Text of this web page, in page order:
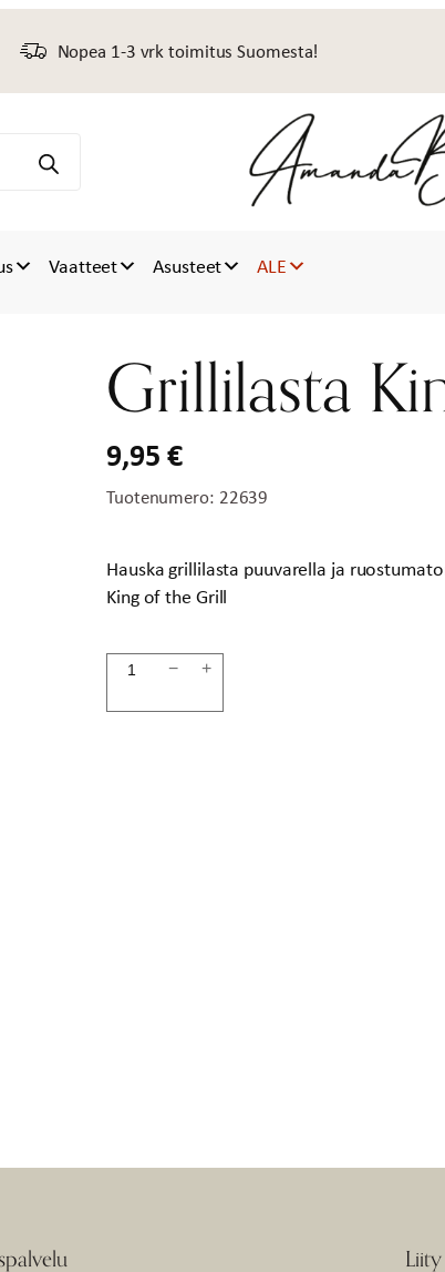
Nopea 1-3 vrk toimitus Suomesta!
Vaatteet Asusteet ALE
Grillilasta
9,95€
Tuotenumero: 22639
Hauska grillilasta puuvarella ja
King of the Grill
Grillilasta
− +
Liity